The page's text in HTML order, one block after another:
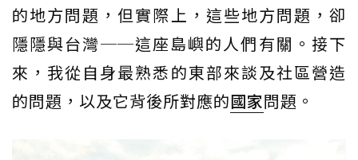
的地方問題，但實際上，這些地方問題，卻
隱隱與台灣──這座島嶼的人們有關。接下
來，我從自身最熟悉的東部來談及社區營造
的問題，以及它背後所對應的國家問題。